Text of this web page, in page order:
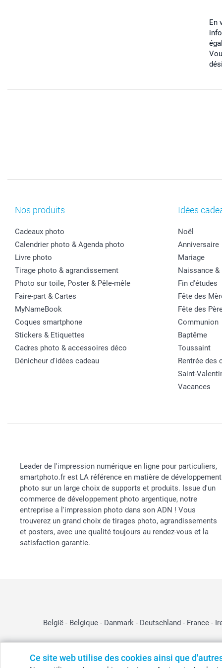
Ce site web utilise des cookies ainsi que
En
Nos produits
Cadeaux photo
Calendrier photo & Agenda photo
Livre photo
Tirage photo & agrandissement
Photo sur toile, Poster & Pêle-mêle
Faire-part & Cartes
MyNameBook
Coques smartphone
Stickers & Etiquettes
Cadres photo & accessoires déco
Dénicheur d'idées cadeau
Idées
Noël
Anniversaire
Mariage
Naissance &
Fin d'études
Fête des
Fête des
Communion
Baptême
Toussaint
Rentrée des
Saint-
Vacances
Leader de l'impression numérique en ligne pour particuliers,
smartphoto.fr est LA référence en matière de développement
photo sur un large choix de supports et produits. Issue d'un
commerce de développement photo argentique, notre
entreprise a l'impression photo dans son ADN ! Vous
trouverez un grand choix de tirages photo, agrandissements
et posters, avec une qualité toujours au rendez-vous et la
satisfaction garantie.
België - Belgique - Danmark - Deutschland - France -